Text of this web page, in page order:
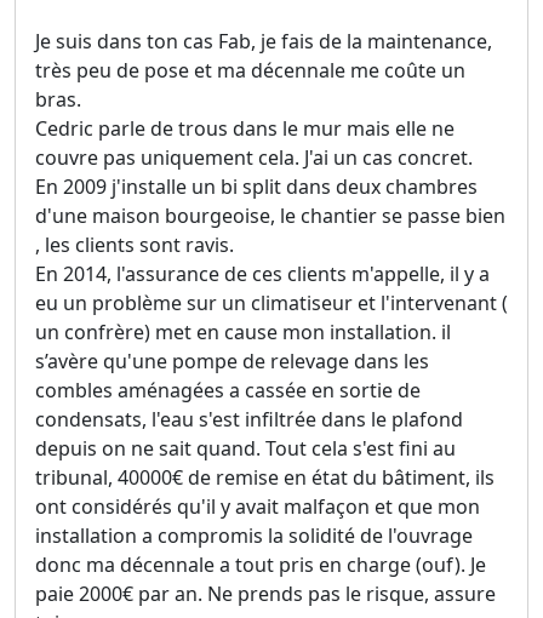
Je suis dans ton cas Fab, je fais de la maintenance,
très peu de pose et ma décennale me coûte un
bras.
Cedric parle de trous dans le mur mais elle ne
couvre pas uniquement cela. J'ai un cas concret.
En 2009 j'installe un bi split dans deux chambres
d'une maison bourgeoise, le chantier se passe bien
, les clients sont ravis.
En 2014, l'assurance de ces clients m'appelle, il y a
eu un problème sur un climatiseur et l'intervenant (
un confrère) met en cause mon installation. il
s’avère qu'une pompe de relevage dans les
combles aménagées a cassée en sortie de
condensats, l'eau s'est infiltrée dans le plafond
depuis on ne sait quand. Tout cela s'est fini au
tribunal, 40000€ de remise en état du bâtiment, ils
ont considérés qu'il y avait malfaçon et que mon
installation a compromis la solidité de l'ouvrage
donc ma décennale a tout pris en charge (ouf). Je
paie 2000€ par an. Ne prends pas le risque, assure